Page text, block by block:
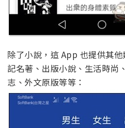
除了小說，這 App 也提供其
記名著、出版小說、生活時尚
志、外文原版等等：